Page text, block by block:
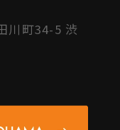
川町34-5 渋